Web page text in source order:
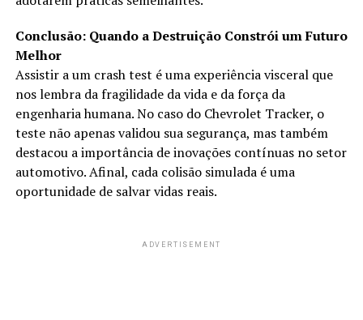
Conclusão: Quando a Destruição Constrói um Futuro
Melhor
Assistir a um crash test é uma experiência visceral que
nos lembra da fragilidade da vida e da força da
engenharia humana. No caso do Chevrolet Tracker, o
teste não apenas validou sua segurança, mas também
destacou a importância de inovações contínuas no setor
automotivo. Afinal, cada colisão simulada é uma
oportunidade de salvar vidas reais.
ADVERTISEMENT